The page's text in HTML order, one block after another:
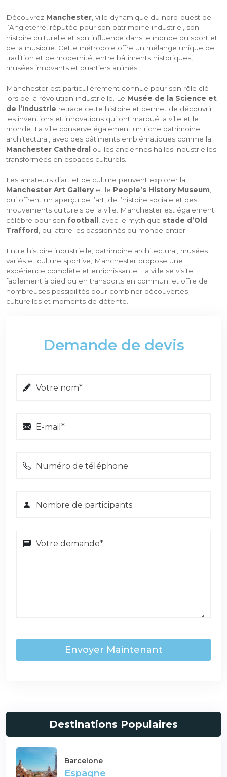
Découvrez Manchester, ville dynamique du nord-ouest de
l’Angleterre, réputée pour son patrimoine industriel, son
histoire culturelle et son influence dans le monde du sport et
de la musique. Cette métropole offre un mélange unique de
tradition et de modernité, entre bâtiments historiques,
musées innovants et quartiers animés.
Manchester est particulièrement connue pour son rôle clé
lors de la révolution industrielle. Le Musée de la Science et
de l’Industrie retrace cette histoire et permet de découvrir
les inventions et innovations qui ont marqué la ville et le
monde. La ville conserve également un riche patrimoine
architectural, avec des bâtiments emblématiques comme la
Manchester Cathedral
ou les anciennes halles industrielles
transformées en espaces culturels.
Les amateurs d’art et de culture peuvent explorer la
Manchester Art Gallery et le People’s History Museum,
qui offrent un aperçu de l’art, de l’histoire sociale et des
mouvements culturels de la ville. Manchester est également
célèbre pour son football , avec le mythique stade d’Old
Trafford , qui attire les passionnés du monde entier.
Entre histoire industrielle, patrimoine architectural, musées
variés et culture sportive, Manchester propose une
expérience complète et enrichissante. La ville se visite
facilement à pied ou en transports en commun, et offre de
nombreuses possibilités pour combiner découvertes
culturelles et moments de détente.
Demande de devis
Envoyer Maintenant
Destinations Populaires
Barcelone
Espagne